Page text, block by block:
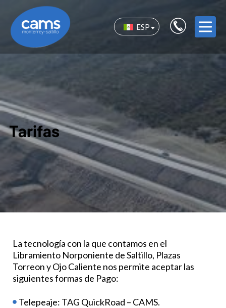
ESP
Tarifas
La tecnología con la que contamos en el
Libramiento Norponiente de Saltillo, Plazas
Torreon y Ojo Caliente nos permite aceptar las
siguientes formas de Pago:
Telepeaje: TAG QuickRoad – CAMS.